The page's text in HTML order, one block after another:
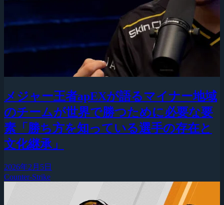
メジャー王者apEXが語るマイナー地域
のチームが世界で勝つために必要な要
素「勝ち方を知っている選手の存在と
文化継承」
2026年2月5日
Counter-Strike